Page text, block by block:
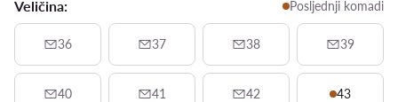
Veličina: Posljednji komadi
36 37 38 39
40 41 42 43